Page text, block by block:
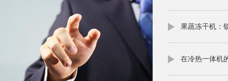
果蔬冻干机：
在冷热一体机